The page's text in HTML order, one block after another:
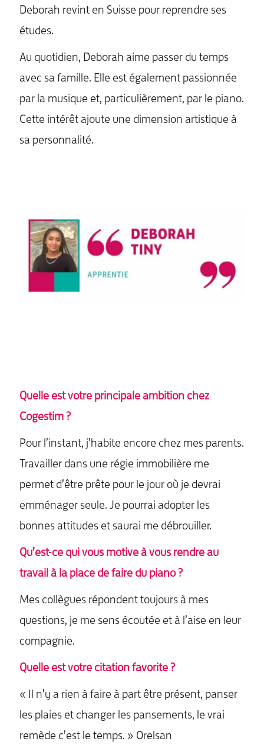
MENU
Deborah revint en Suisse pour reprendre ses
études.
Au quotidien, Deborah aime passer du temps
avec sa famille. Elle est également passionnée
par la musique et, particulièrement, par le piano.
Cette intérêt ajoute une dimension artistique à
sa personnalité.
Quelle est votre principale ambition chez
Cogestim ?
Pour l’instant, j’habite encore chez mes parents.
Travailler dans une régie immobilière me
permet d’être prête pour le jour où je devrai
emménager seule. Je pourrai adopter les
bonnes attitudes et saurai me débrouiller.
Qu’est-ce qui vous motive à vous rendre au
travail à la place de faire du piano ?
Mes collègues répondent toujours à mes
questions, je me sens écoutée et à l’aise en leur
compagnie.
Quelle est votre citation favorite ?
« Il n’y a rien à faire à part être présent, panser
les plaies et changer les pansements, le vrai
remède c’est le temps. » Orelsan